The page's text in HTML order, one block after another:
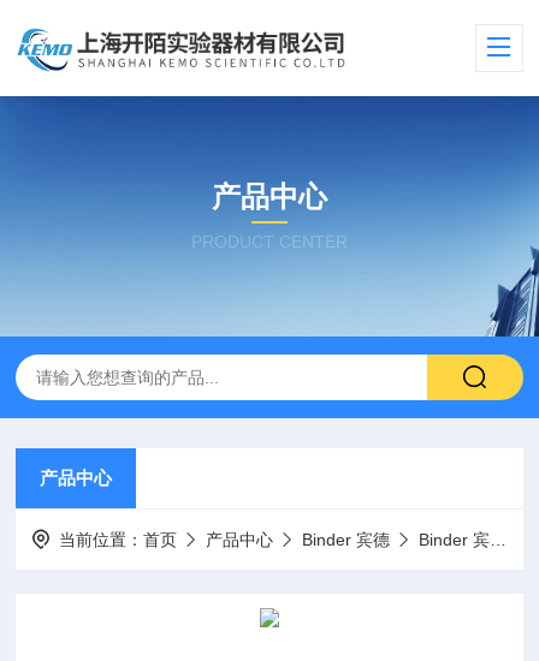
产品中心
PRODUCT CENTER
产品中心
当前位置：首页 产品中心 Binder 宾德 Binder 宾德 二氧化碳培养箱